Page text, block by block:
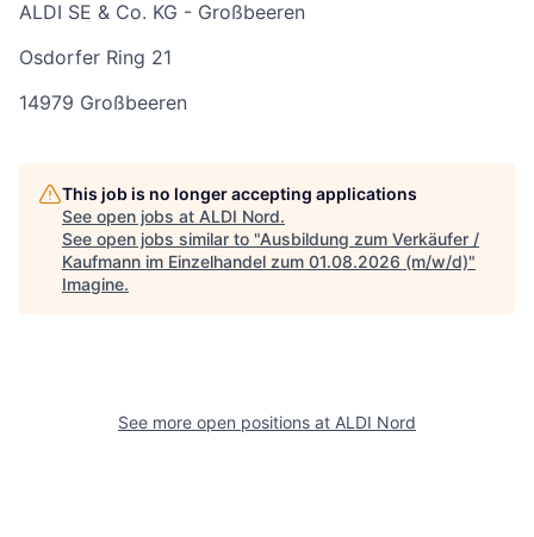
ALDI SE & Co. KG - Großbeeren
Osdorfer Ring 21
14979 Großbeeren
This job is no longer accepting applications
See open jobs at ALDI Nord.
See open jobs similar to "Ausbildung zum Verkäufer /
Kaufmann im Einzelhandel zum 01.08.2026 (m/w/d)"
Imagine.
See more open positions at ALDI Nord